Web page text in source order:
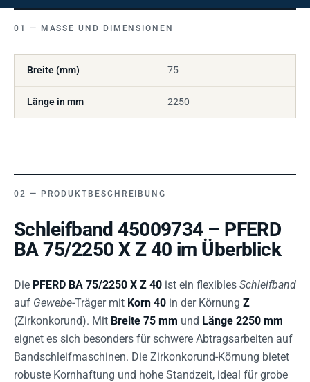
MASSE UND DIMENSIONEN
Breite (mm) 75
Länge in mm 2250
PRODUKTBESCHREIBUNG
Schleifband 45009734 – PFERD
BA 75/2250 X Z 40 im Überblick
Die PFERD BA 75/2250 X Z 40 ist ein flexibles Schleifband
auf Gewebe-Träger mit Korn 40 in der Körnung Z
(Zirkonkorund). Mit Breite 75 mm und Länge 2250 mm
eignet es sich besonders für schwere Abtragsarbeiten auf
Bandschleifmaschinen. Die Zirkonkorund-Körnung bietet
robuste Kornhaftung und hohe Standzeit, ideal für grobe